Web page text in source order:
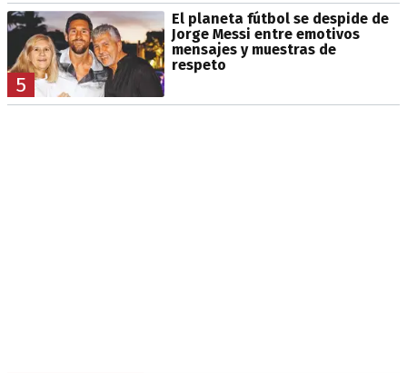
5
El planeta fútbol se despide de
Jorge Messi entre emotivos
mensajes y muestras de
respeto